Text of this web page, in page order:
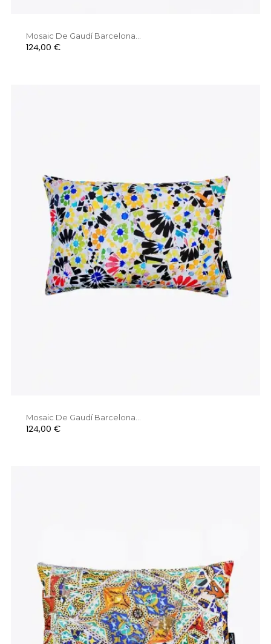
Mosaic De Gaudí Barcelona...
Preu
124,00 €
Mosaic De Gaudí Barcelona...
Preu
124,00 €